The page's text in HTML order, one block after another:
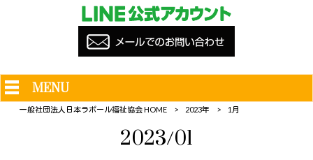
MENU
一般社団法人日本ラポール福祉協会 HOME > 2023年 > 1月
2023/01